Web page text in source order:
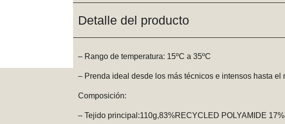
Detalle del producto
– Rango de temperatura: 15ºC a 35ºC
– Prenda ideal desde los más técnicos e intensos hasta el
Composición:
– Tejido principal:110g,83%RECYCLED POLYAMIDE